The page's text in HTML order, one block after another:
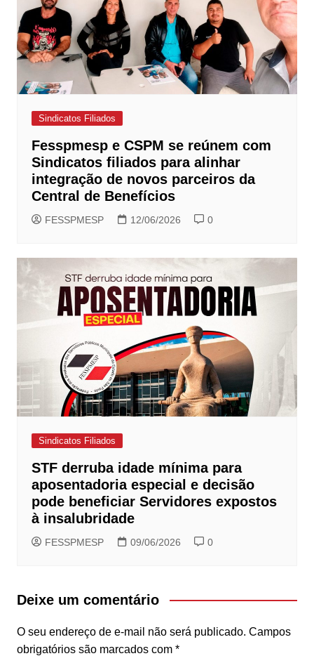
Sindicatos Filiados
Fesspmesp e CSPM se reúnem com
Sindicatos filiados para alinhar
integração de novos parceiros da
Central de Benefícios
FESSPMESP 12/06/2026 0
Sindicatos Filiados
STF derruba idade mínima para
aposentadoria especial e decisão
pode beneficiar Servidores expostos
à insalubridade
FESSPMESP 09/06/2026 0
Deixe um comentário
O seu endereço de e-mail não será publicado. Campos
obrigatórios são marcados com *